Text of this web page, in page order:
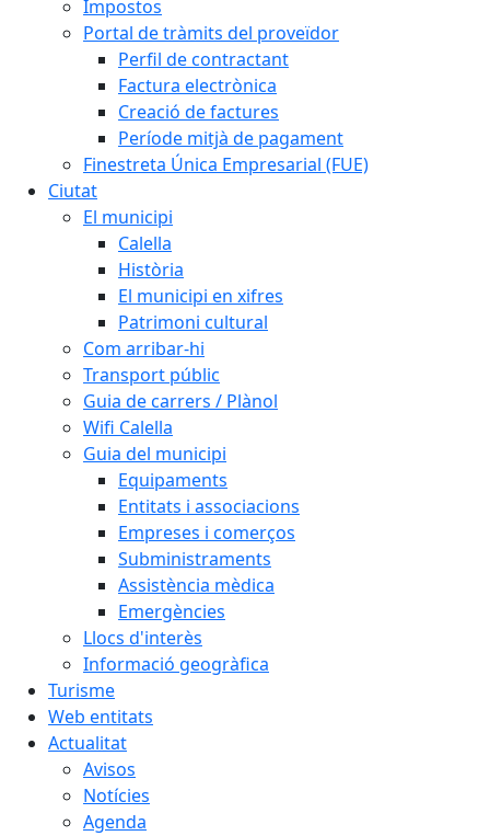
Impostos
Portal de tràmits del proveïdor
Perfil de contractant
Factura electrònica
Creació de factures
Període mitjà de pagament
Finestreta Única Empresarial (FUE)
Ciutat
El municipi
Calella
Història
El municipi en xifres
Patrimoni cultural
Com arribar-hi
Transport públic
Guia de carrers / Plànol
Wifi Calella
Guia del municipi
Equipaments
Entitats i associacions
Empreses i comerços
Subministraments
Assistència mèdica
Emergències
Llocs d'interès
Informació geogràfica
Turisme
Web entitats
Actualitat
Avisos
Notícies
Agenda